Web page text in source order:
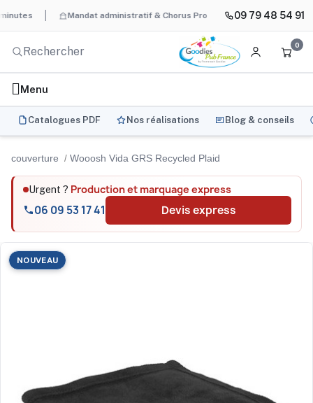
Mandat administratif & Chorus Pro BAT systématique et
09 79 48 54 91
0
Menu
Catalogues PDF Nos réalisations Blog & conseils
couverture Wooosh Vida GRS Recycled Plaid
Urgent ? Production et marquage express
06 09 53 17 41 Devis express
NOUVEAU